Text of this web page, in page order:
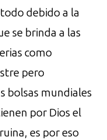
debido a la
se brinda a las
como
pero
bolsas mundiales
por Dios el
es por eso